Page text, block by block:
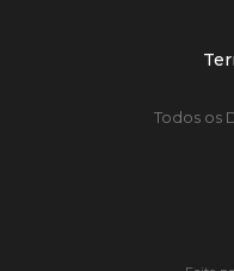
Todos os